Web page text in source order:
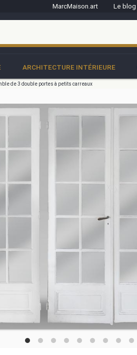
MarcMaison.art Le blog
ARCHITECTURE INTÉRIEURE
de 3 double portes à petits carreaux